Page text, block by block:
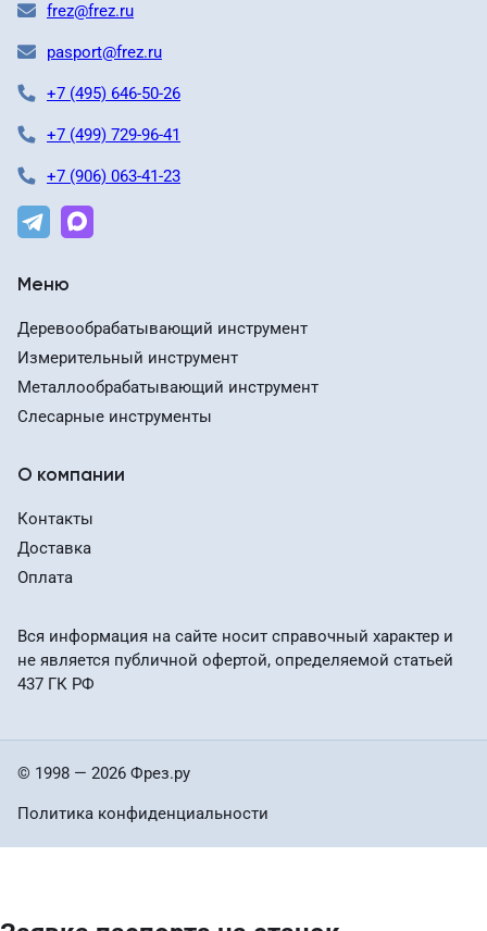
frez@frez.ru
pasport@frez.ru
+7 (495) 646-50-26
+7 (499) 729-96-41
+7 (906) 063-41-23
Меню
Деревообрабатывающий инструмент
Измерительный инструмент
Металлообрабатывающий инструмент
Слесарные инструменты
О компании
Контакты
Доставка
Оплата
Вся информация на сайте носит справочный характер и
не является публичной офертой, определяемой статьей
437 ГК РФ
© 1998 — 2026 Фрез.ру
Политика конфиденциальности